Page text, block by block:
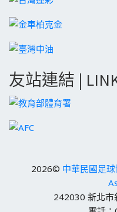
友站連結 |
2026© 中華民國足
242030 新北市